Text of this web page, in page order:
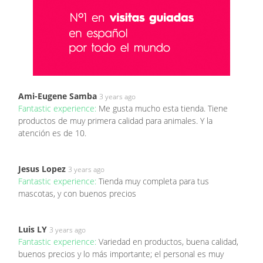
Ami-Eugene Samba 3 years ago
Fantastic experience: Me gusta mucho esta tienda. Tiene
productos de muy primera calidad para animales. Y la
atención es de 10.
Jesus Lopez 3 years ago
Fantastic experience: Tienda muy completa para tus
mascotas, y con buenos precios
Luis LY 3 years ago
Fantastic experience: Variedad en productos, buena calidad,
buenos precios y lo más importante; el personal es muy